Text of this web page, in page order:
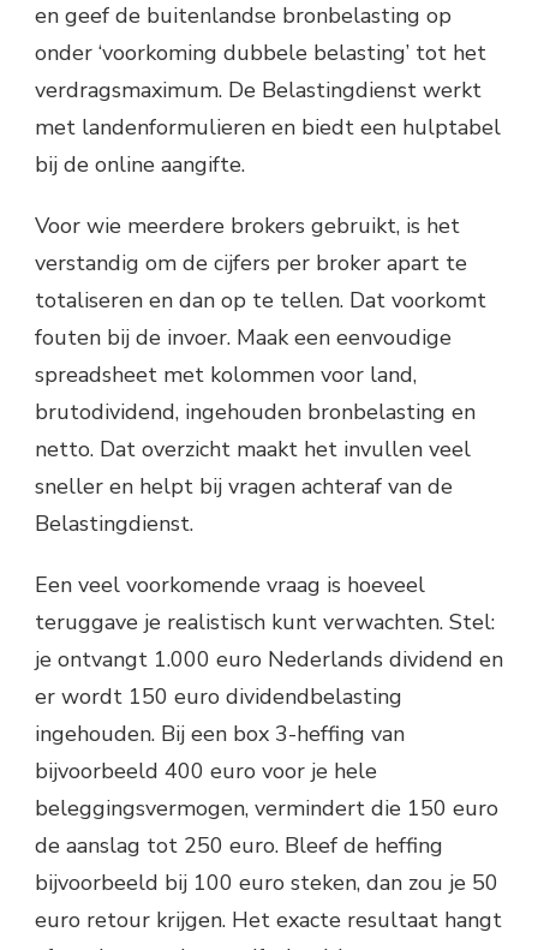
en geef de buitenlandse bronbelasting op
onder ‘voorkoming dubbele belasting’ tot het
verdragsmaximum. De Belastingdienst werkt
met landenformulieren en biedt een hulptabel
bij de online aangifte.
Voor wie meerdere brokers gebruikt, is het
verstandig om de cijfers per broker apart te
totaliseren en dan op te tellen. Dat voorkomt
fouten bij de invoer. Maak een eenvoudige
spreadsheet met kolommen voor land,
brutodividend, ingehouden bronbelasting en
netto. Dat overzicht maakt het invullen veel
sneller en helpt bij vragen achteraf van de
Belastingdienst.
Een veel voorkomende vraag is hoeveel
teruggave je realistisch kunt verwachten. Stel:
je ontvangt 1.000 euro Nederlands dividend en
er wordt 150 euro dividendbelasting
ingehouden. Bij een box 3-heffing van
bijvoorbeeld 400 euro voor je hele
beleggingsvermogen, vermindert die 150 euro
de aanslag tot 250 euro. Bleef de heffing
bijvoorbeeld bij 100 euro steken, dan zou je 50
euro retour krijgen. Het exacte resultaat hangt